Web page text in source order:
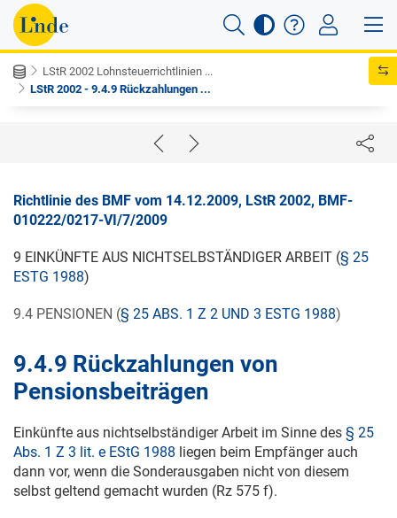
LStR 2002 Lohnsteuerrichtlinien ...
LStR 2002 - 9.4.9 Rückzahlungen ...
Richtlinie des BMF vom 14.12.2009, LStR 2002, BMF-
010222/0217-VI/7/2009
9 EINKÜNFTE AUS NICHTSELBSTÄNDIGER ARBEIT (§ 25
ESTG 1988)
9.4 PENSIONEN (§ 25 ABS. 1 Z 2 UND 3 ESTG 1988)
9.4.9 Rückzahlungen von
Pensionsbeiträgen
Einkünfte aus nichtselbständiger Arbeit im Sinne des § 25
Abs. 1 Z 3 lit. e EStG 1988 liegen beim Empfänger auch
dann vor, wenn die Sonderausgaben nicht von diesem
selbst geltend gemacht wurden (Rz 575 f).